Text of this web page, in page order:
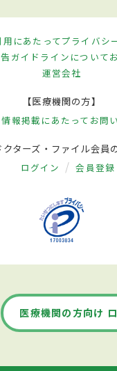
用にあたってプライバシ
ガイドラインについて
運営会社
【医療機関の方】
情報掲載にあたって お問
クターズ・ファイル会員
ログイン 会員登録
医療機関の方向け